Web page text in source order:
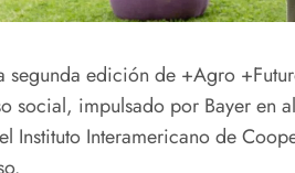
segunda edición de +Agro
social, impulsado por Bayer en
Instituto Interamericano de